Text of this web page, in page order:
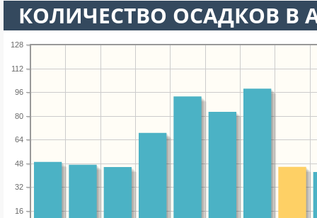
КОЛИЧЕСТВО ОСАДКОВ В
16
32
48
64
80
96
112
128